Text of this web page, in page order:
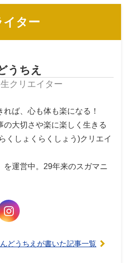
イター
うちえ
クリエイター
れば、心も体も楽になる！
の大切さや楽に楽しく生きる
くしょくらくしょう)クリエイ
を運営中。29年来のスガマニ
どうちえが書いた記事一覧